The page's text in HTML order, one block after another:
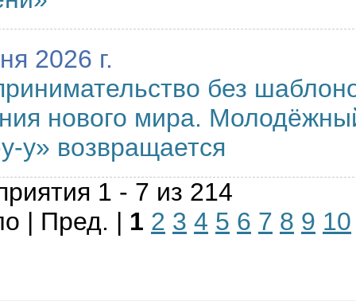
2026 г.
без
нового мира.
у» возвращается
1 - 7 из 214
| Пред. | 1 2 3 4 5 6 7 8 9 10